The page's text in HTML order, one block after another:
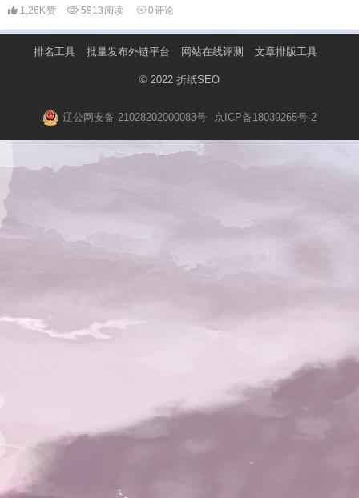
1.26K赞 5913 阅读 0评论
排名工具 批量发布外链平台 网站在线评测 文章排版工具
© 2022 折纸SEO
辽公网安备 21028202000083号 京ICP备18039265号-2